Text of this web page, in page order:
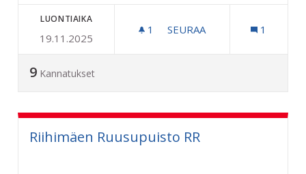
LUONTIAIKA
19.11.2025
1 1 SEURAAJA
SEURAA 1
9 Kannatukset
Riihimäen Ruusupuisto RR